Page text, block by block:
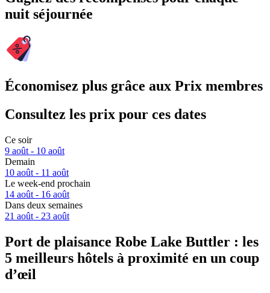
nuit séjournée
Économisez plus grâce aux Prix membres
Consultez les prix pour ces dates
Ce soir
9 août - 10 août
Demain
10 août - 11 août
Le week-end prochain
14 août - 16 août
Dans deux semaines
21 août - 23 août
Port de plaisance Robe Lake Buttler : les
5 meilleurs hôtels à proximité en un coup
d’œil